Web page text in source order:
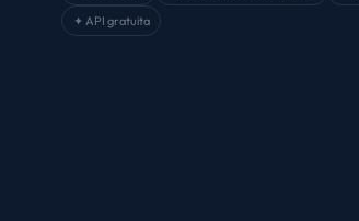
✦ API gratuita